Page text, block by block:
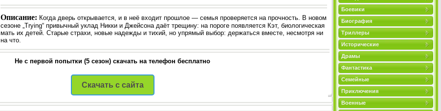
Боевики
Биография
Триллеры
Исторические
Драмы
Фантастика
Семейные
Приключения
Военные
Описание: Когда дверь открывается, и в неё входит прошлое — семья проверяется на прочность. В новом
сезоне „Trying“ привычный уклад Никки и Джейсона даёт трещину: на пороге появляется Кэт, биологическая
мать их детей. Старые страхи, новые надежды и тихий, но упрямый выбор: держаться вместе, несмотря ни
на что.
Не с первой попытки (5 сезон) скачать на телефон бесплатно
Скачать с сайта